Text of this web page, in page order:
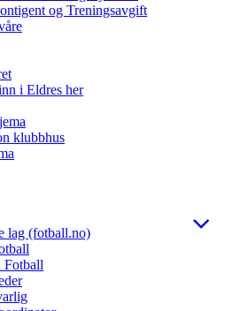
og Treningsavgift
i Eldres her
klubbhus
lag (fotball.no)
Fotball